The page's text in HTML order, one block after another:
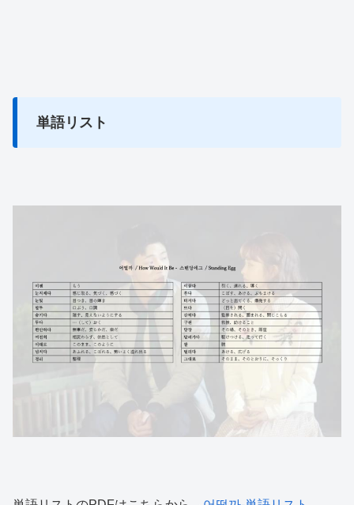
単語リスト